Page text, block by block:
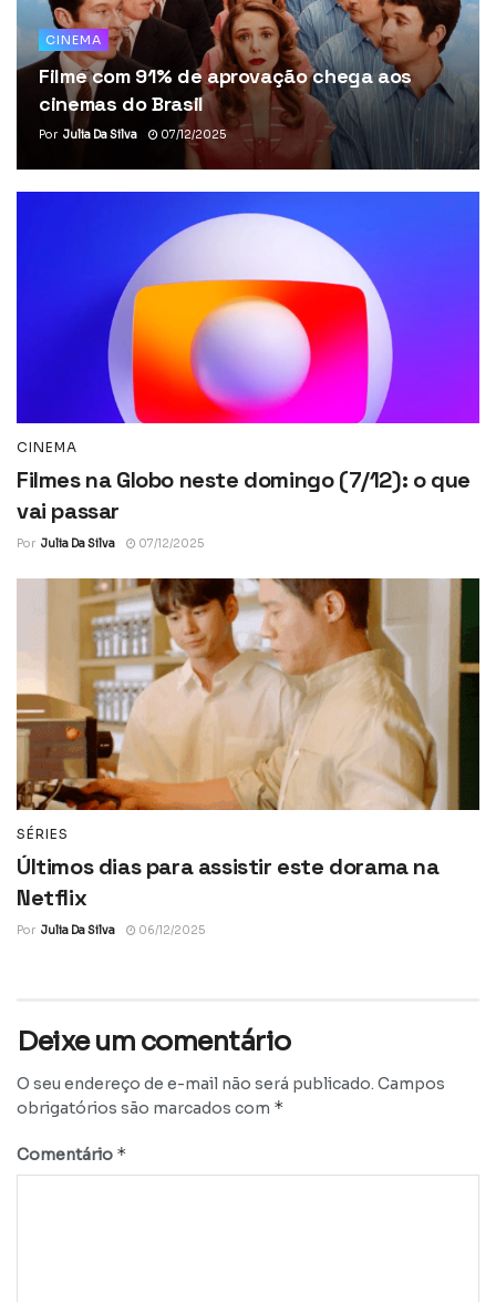
CINEMA
Filme com 91% de aprovação chega aos
cinemas do Brasil
Por Julia Da Silva 07/12/2025
CINEMA
Filmes na Globo neste domingo (7/12): o que
vai passar
Por Julia Da Silva 07/12/2025
SÉRIES
Últimos dias para assistir este dorama na
Netflix
Por Julia Da Silva 06/12/2025
Deixe um comentário
O seu endereço de e-mail não será publicado. Campos
obrigatórios são marcados com *
Comentário *